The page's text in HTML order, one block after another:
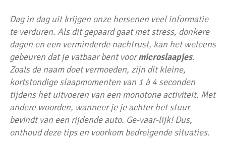
Dag in dag uit krijgen onze hersenen veel informatie
te verduren. Als dit gepaard gaat met stress, donkere
dagen en een verminderde nachtrust, kan het weleens
gebeuren dat je vatbaar bent voormicroslaapjes.
Zoals de naam doet vermoeden, zijn dit kleine,
kortstondige slaapmomenten van 1 à 4 seconden
tijdens het uitvoeren van een monotone activiteit. Met
andere woorden, wanneer je je achter het stuur
bevindt van een rijdende auto. Ge-vaar-lijk! Dus,
onthoud deze tips en voorkom bedreigende situaties.